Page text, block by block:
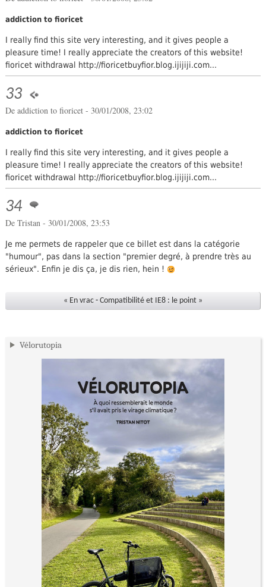
addiction to fioricet
I really find this site very interesting, and it gives people a
pleasure time! I really appreciate the creators of this website!
fioricet withdrawal http://fioricetbuyfior.blog.ijijiji.com...
33
De addiction to fioricet- 30/01/2008, 23:02
addiction to fioricet
I really find this site very interesting, and it gives people a
pleasure time! I really appreciate the creators of this website!
fioricet withdrawal http://fioricetbuyfior.blog.ijijiji.com...
34
De Tristan- 30/01/2008, 23:53
Je me permets de rappeler que ce billet est dans la catégorie
"humour", pas dans la section "premier degré, à prendre très au
sérieux". Enfin je dis ça, je dis rien, hein !
« En vrac - Compatibilité et IE8 : le point »
Vélorutopia